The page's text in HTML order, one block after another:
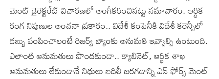
మెంట్ డైరెక్టరేట్ విచారణలో అంగీకరించినట్టు సమాచారం. ఆర్థిక
రంగ నిపుణుల అంచనా ప్రకారం.. విదేశీ కంపెనీకి విదేశీ కరెన్సీలో
డబ్బు పంపించాలంటే రిజర్వ్ బ్యాంకు అనుమతి ఇవ్వాల్సి ఉంటుంది.
ఎలాంటి అనుమతులు పొందకుండా.. క్యాబినెట్, ఆర్థిక శాఖ
అనుమతులు లేకుండానే నిధులు బదిలీ జరగడాన్ని ఎన్ ఫోర్స్ మెంట్